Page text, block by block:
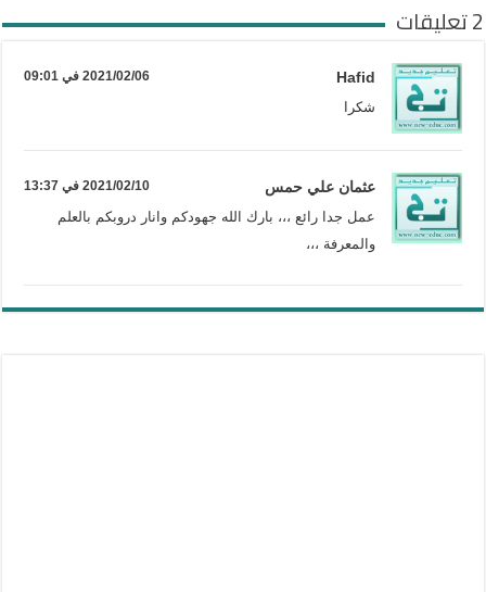
2 تعليقات
Hafid 2021/02/06 في 09:01
شكرا
عثمان علي حمس 2021/02/10 في 13:37
عمل جدا رائع ،،، بارك الله جهودكم وانار دروبكم بالعلم
والمعرفة ،،،